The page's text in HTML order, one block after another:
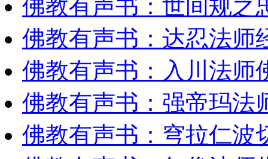
佛教有声书：世间规
佛教有声书：达忍法师
佛教有声书：入川法师
佛教有声书：强帝玛法
佛教有声书：穹拉仁波